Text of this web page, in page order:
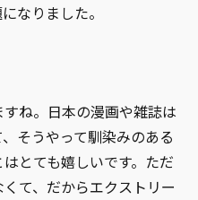
なりました。
ね。日本の漫画や雑誌は
そうやって馴染みのある
とても嬉しいです。ただ
て、だからエクストリー